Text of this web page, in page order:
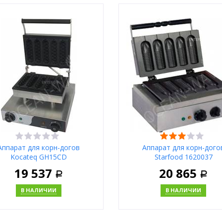
Купить в 1 клик Купить в 1 клик
для корн-догов
Kocateq GH15CD
Москва
19 537 Р
В НАЛИЧИИ
Аппарат для корн-
Starfood 1620037
Москва
20 865 Р
В НАЛИЧИИ